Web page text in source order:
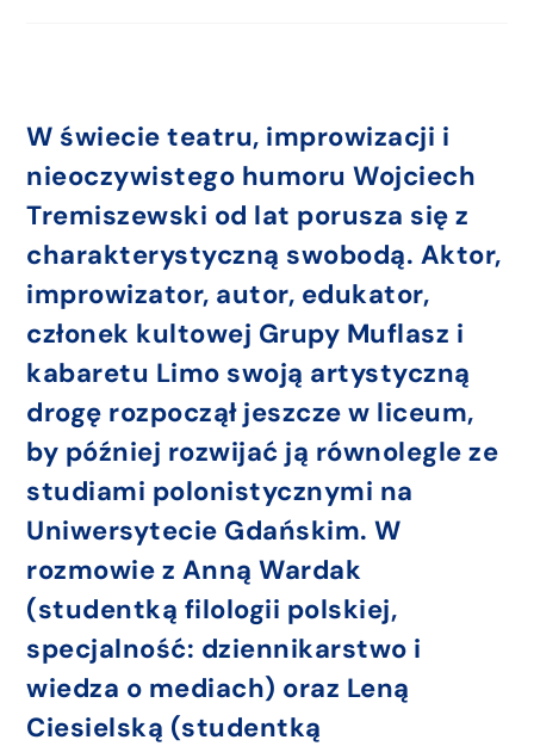
W świecie teatru, improwizacji i
nieoczywistego humoru Wojciech
Tremiszewski od lat porusza się z
charakterystyczną swobodą. Aktor,
improwizator, autor, edukator,
członek kultowej Grupy Muflasz i
kabaretu Limo swoją artystyczną
drogę rozpoczął jeszcze w liceum,
by później rozwijać ją równolegle ze
studiami polonistycznymi na
Uniwersytecie Gdańskim. W
rozmowie z Anną Wardak
(studentką filologii polskiej,
specjalność: dziennikarstwo i
wiedza o mediach) oraz Leną
Ciesielską (studentką